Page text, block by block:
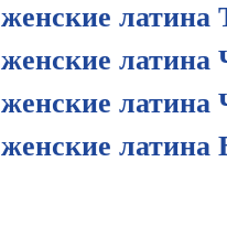
женские латина
женские латина
женские латина
женские латина